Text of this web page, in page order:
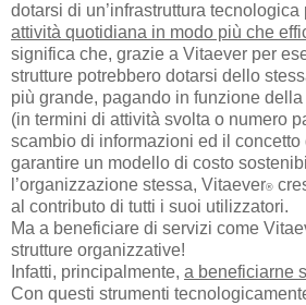
dotarsi di un’infrastruttura tecnologica
attività quotidiana in modo più che
significa che, grazie a Vitaever per
strutture potrebbero dotarsi dello
più grande, pagando in funzione
(in termini di attività svolta o numero
scambio di informazioni ed il concetto
garantire un modello di costo
l’organizzazione stessa, Vitaever®
al contributo di tutti i suoi utilizzatori.
Ma a beneficiare di servizi come
strutture organizzative!
Infatti, principalmente, a beneficiarne
Con questi strumenti